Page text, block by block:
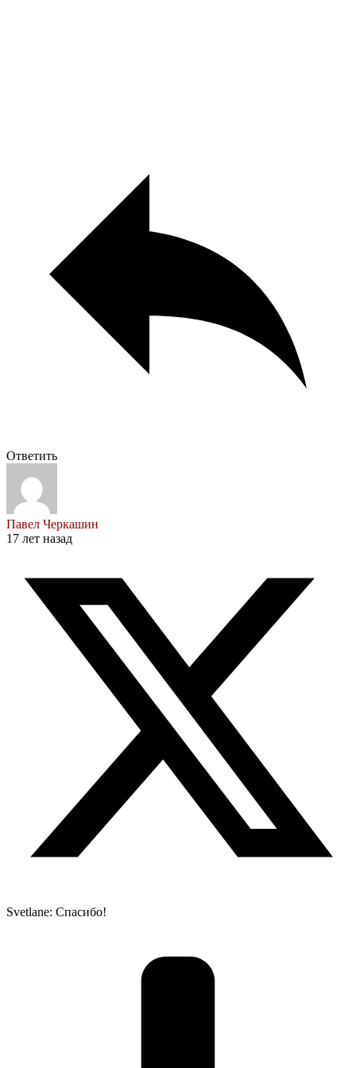
Ответить
Павел Черкашин
17 лет назад
Svetlanе: Спасибо!